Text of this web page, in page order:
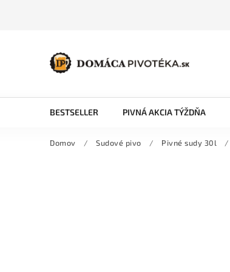
BESTSELLER PIVNÁ AKCIA TÝŽDŇA
Domov / Sudové pivo / Pivné sudy 30l /